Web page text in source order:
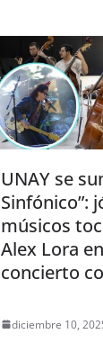
UNAY se
Sinfónico”:
músicos
Alex Lora en
concierto
diciembre 10,